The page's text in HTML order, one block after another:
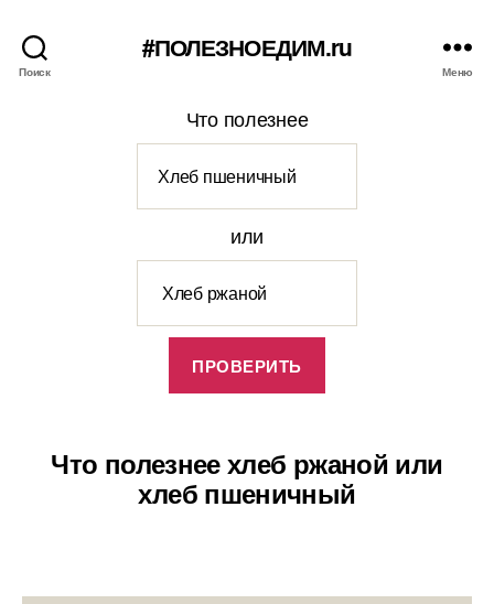
Поиск
#ПОЛЕЗНОЕДИМ.ru
Меню
Что полезнее
или
Что полезнее хлеб ржаной или
хлеб пшеничный